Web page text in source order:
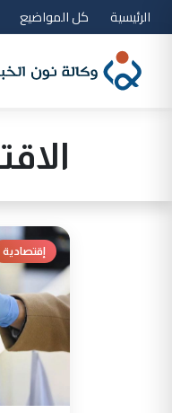
الرئيسية كل المواضيع
إقتصادية